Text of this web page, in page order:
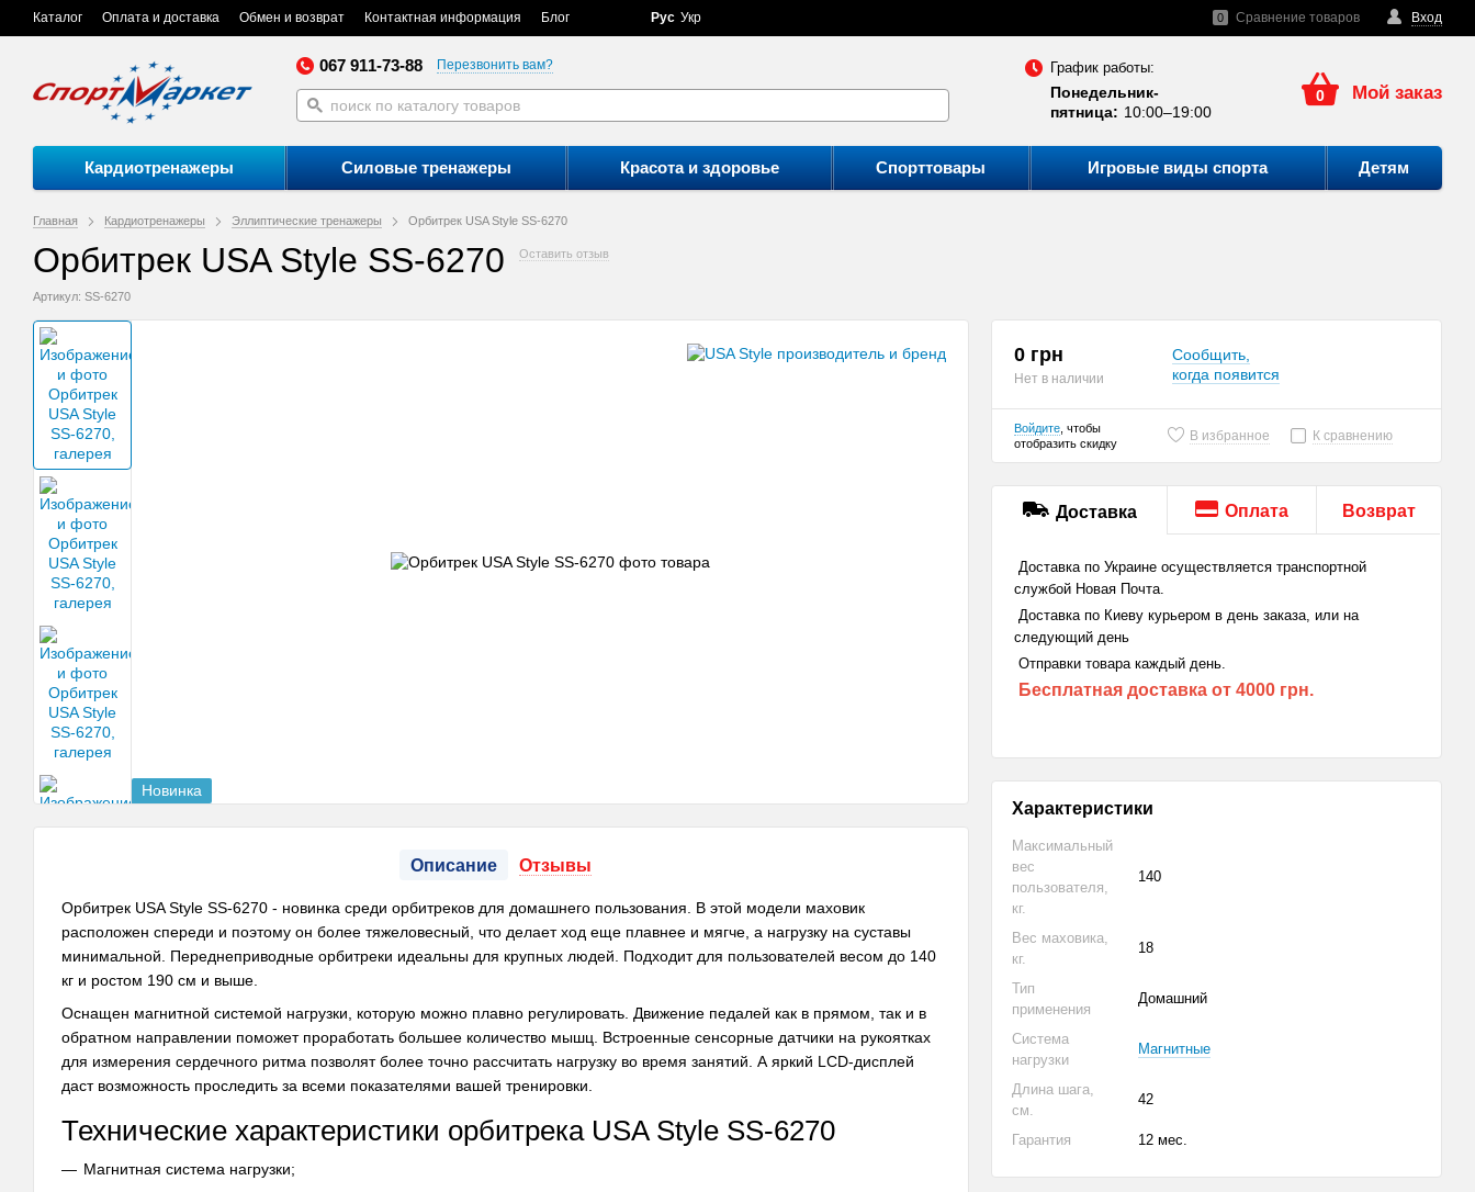
Каталог Оплата и доставка Обмен и возврат Контактная информация Блог Вход
0 Сравнение товаров
Рус Укр
067 911-73-88 Перезвонить вам? График работы:
Понедельник-
пятница: 10:00–19:00
0 Мой заказ
Кардиотренажеры Силовые тренажеры Красота и здоровье Спорттовары Игровые виды спорта Детям
Главная Кардиотренажеры Эллиптические тренажеры Орбитрек USA Style SS-6270
Орбитрек USA Style SS-6270 Оставить отзыв
Артикул: SS-6270
Новинка
Описание Отзывы
Орбитрек USA Style SS-6270 - новинка среди орбитреков для домашнего пользования. В этой модели маховик
расположен спереди и поэтому он более тяжеловесный, что делает ход еще плавнее и мягче, а нагрузку на суставы
минимальной. Переднеприводные орбитреки идеальны для крупных людей. Подходит для пользователей весом до 140
кг и ростом 190 см и выше.
Оснащен магнитной системой нагрузки, которую можно плавно регулировать. Движение педалей как в прямом, так и в
обратном направлении поможет проработать большее количество мышц. Встроенные сенсорные датчики на рукоятках
для измерения сердечного ритма позволят более точно рассчитать нагрузку во время занятий. А яркий LCD-дисплей
даст возможность проследить за всеми показателями вашей тренировки.
Технические характеристики орбитрека USA Style SS-6270
Магнитная система нагрузки;
0 грн
Нет в наличии
Сообщить,
когда появится
Войдите , чтобы
отобразить скидку
В избранное К сравнению
Доставка Оплата Возврат
Доставка по Украине осуществляется транспортной
службой Новая Почта.
Доставка по Киеву курьером в день заказа, или на
следующий день
Отправки товара каждый день.
Бесплатная доставка от 4000 грн.
Характеристики
Максимальный
вес
пользователя,
кг.
140
Вес маховика,
кг.
18
Тип
применения
Домашний
Система
нагрузки
Магнитные
Длина шага,
см.
42
Гарантия 12 мес.